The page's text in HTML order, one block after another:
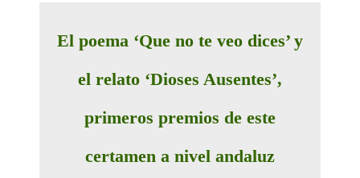
El poema ‘Que no te veo dices’y
el relato ‘Dioses Ausentes’,
primeros premios de este
certamen a nivel andaluz